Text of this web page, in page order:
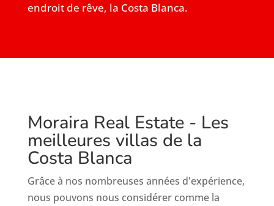
endroit de rêve, la Costa Blanca.
Moraira Real Estate - Les
meilleures villas de la
Costa Blanca
Grâce à nos nombreuses années d'expérience,
nous pouvons nous considérer comme la